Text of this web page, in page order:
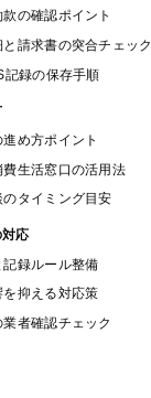
の確認ポイント
と請求書の突合チェック
記録の保存手順
め方ポイント
費生活窓口の活用法
のタイミング目安
応
記録ルール整備
抑える対応策
者確認チェック